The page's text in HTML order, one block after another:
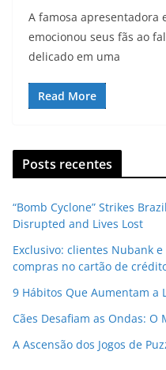
A famosa apresentadora
emocionou seus fãs ao
delicado em uma
Read More
Posts recentes
“Bomb Cyclone” Strikes
Disrupted and Lives Lost
Exclusivo: clientes Nubank
compras no cartão de
9 Hábitos Que Aumentam a
Cães Desafiam as Ondas:
A Ascensão dos Jogos de